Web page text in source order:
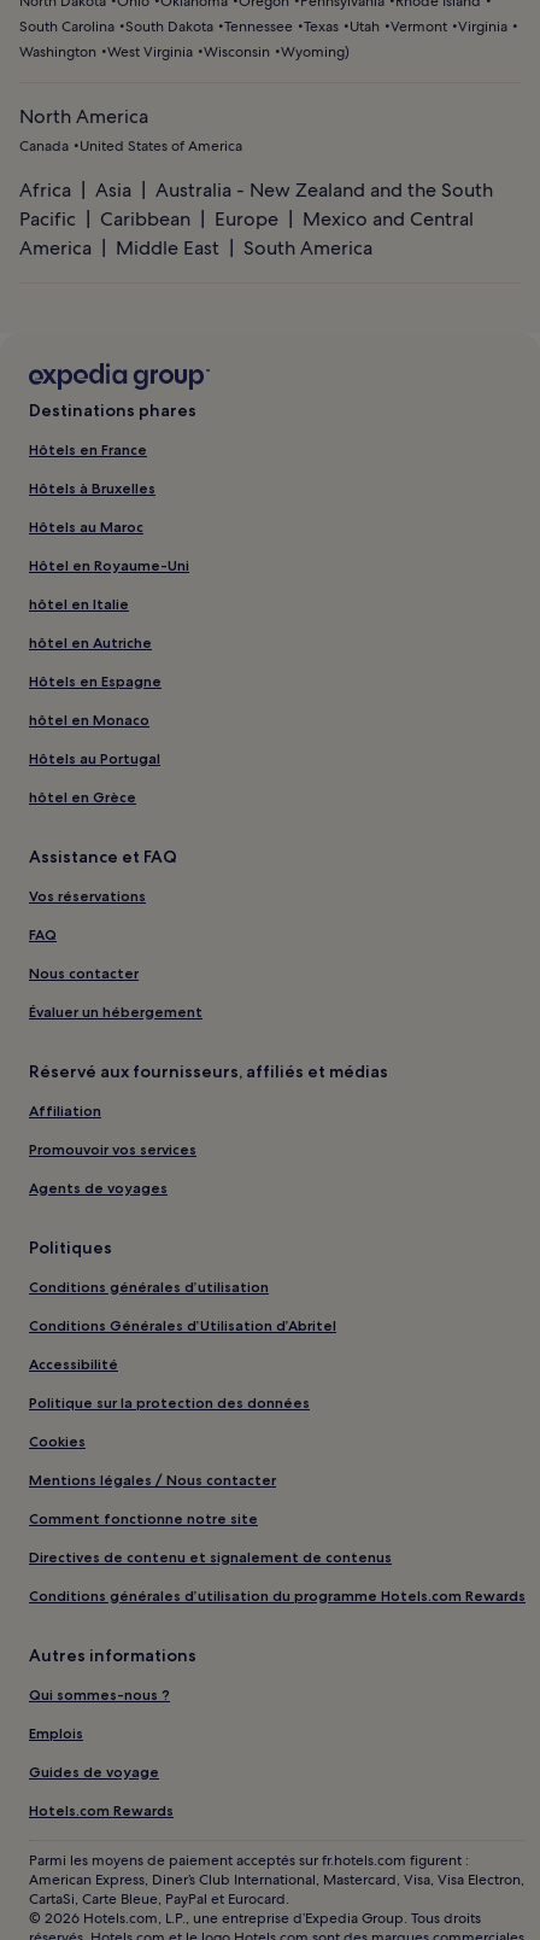
South Carolina South Dakota Tennessee Texas Utah Vermont Virginia
Washington
West Virginia Wisconsin Wyoming)
North America
Canada United States of America
Africa Asia
Australia - New Zealand and the South
Pacific
Caribbean Europe
Mexico and Central
America
Middle East South America
Destinations phares
Hôtels en France
Hôtels à Bruxelles
Hôtels au Maroc
Hôtel en Royaume-Uni
hôtel en Italie
hôtel en Autriche
Hôtels en Espagne
hôtel en Monaco
Hôtels au Portugal
hôtel en Grèce
Assistance et FAQ
Vos réservations
FAQ
Nous contacter
Évaluer un hébergement
Réservé aux fournisseurs, affiliés et médias
Affiliation
Promouvoir vos services
Agents de voyages
Politiques
Conditions générales d’utilisation
Conditions Générales d’Utilisation d’Abritel
Accessibilité
Politique sur la protection des données
Cookies
Mentions légales / Nous contacter
Comment fonctionne notre site
Directives de contenu et signalement de contenus
Conditions générales d’utilisation du programme Hotels.com Rewards
Autres informations
Qui sommes-nous ?
Emplois
Guides de voyage
Hotels.com Rewards
Parmi les moyens de paiement acceptés sur fr.hotels.com figurent :
American Express, Diner’s Club International, Mastercard, Visa, Visa Electron,
CartaSi, Carte Bleue, PayPal et Eurocard.
© 2026 Hotels.com, L.P., une entreprise d’Expedia Group. Tous droits